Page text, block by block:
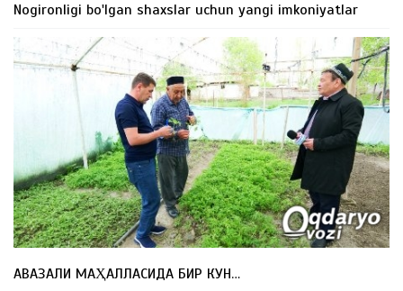
Nogironligi bo'lgan shaxslar uchun yangi imkoniyatlar
АВАЗАЛИ МАҲАЛЛАСИДА БИР КУН…